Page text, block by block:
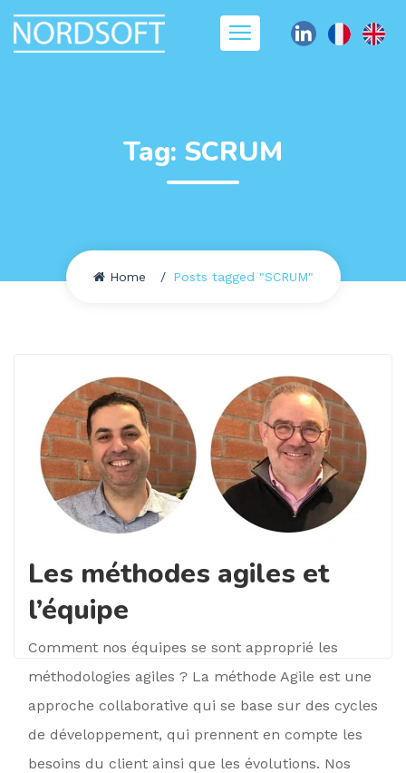
Tag: SCRUM
Home Posts tagged "SCRUM"
Les méthodes agiles et
l’équipe
Comment nos équipes se sont approprié les
méthodologies agiles ? La méthode Agile est une
approche collaborative qui se base sur des cycles
de développement, qui prennent en compte les
besoins du client ainsi que les évolutions. Nos